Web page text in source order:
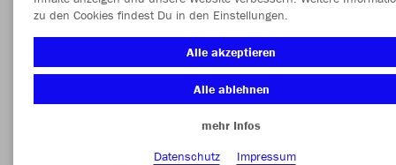
zu den Cookies findest Du in den Einstellungen.
Alle akzeptieren
Alle ablehnen
mehr Infos
Datenschutz
Impressum